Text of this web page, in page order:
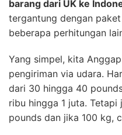
barang dari UK ke
tergantung dengan
beberapa perhitungan
Yang simpel, kita
pengiriman via udara.
dari 30 hingga 40
ribu hingga 1 juta.
pounds dan jika 100 kg,